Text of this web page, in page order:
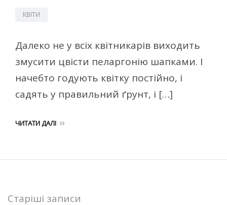
КВІТИ
Далеко не у всіх квітникарів виходить
змусити цвісти пеларгонію шапками. І
начебто годують квітку постійно, і
садять у правильний ґрунт, і […]
ЧИТАТИ ДАЛІ
Навігація
Старіші записи